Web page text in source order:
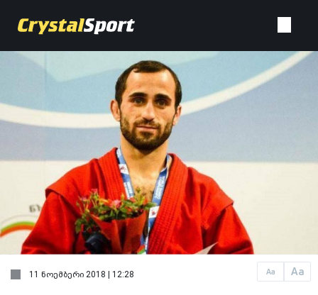
Aa Aa
11 ნოემბერი 2018 | 12:28